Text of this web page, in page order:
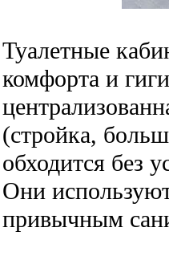
Туалетные
комфорта и
(стройка,
обходится без
Они
привычным